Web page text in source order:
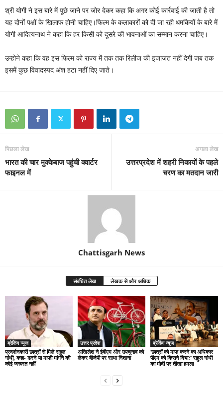
श्री योगी ने इस बारे में पूछे जाने पर जोर देकर कहा कि अगर कोई कार्रवाई की जाती है तो
यह दोनों पक्षों के खिलाफ होनी चाहिए।फिल्म के कलाकारों को दी जा रही धमकियों के बारे में
योगी आदित्यनाथ ने कहा कि हर किसी को दूसरे की भावनाओं का सम्मान करना चाहिए।
उन्होने कहा कि वह इस फिल्म को राज्य में तक तक रिलीज की इजाजत नहीं देगी जब तक
इसमें कुछ विवादस्पद अंश हटा नहीं दिए जाते।
पिछला लेख
भारत की चार मुक्केबाज पहुंची क्वार्टर
फाइनल में
अगला लेख
उत्तरप्रदेश में शहरी निकायों के पहले
चरण का मतदान जारी
Chattisgarh News
संबंधित लेख लेखक से और अधिक
ब्रेकिंग न्यूज
प्रदर्शनकारी छात्रों से मिले राहुल
गांधी, कहा- डरने या माफी मांगने की
कोई जरूरत नहीं
उत्तर प्रदेश
अखिलेश ने ईवीएम और उपचुनाव को
लेकर बीजेपी पर साधा निशाना
ब्रेकिंग न्यूज
‘छात्रों को माफ करने का अधिकार
पीएम को किसने दिया?’ राहुल गांधी
का मोदी पर तीखा हमला